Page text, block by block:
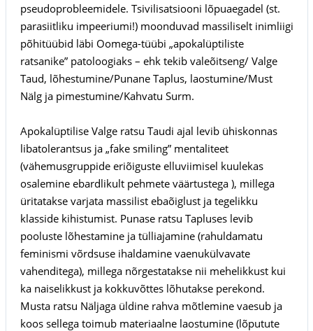
pseudoprobleemidele. Tsivilisatsiooni lõpuaegadel (st.
parasiitliku impeeriumi!) moonduvad massiliselt inimliigi
põhitüübid läbi Oomega-tüübi „apokalüptiliste
ratsanike” patoloogiaks – ehk tekib valeõitseng/ Valge
Taud, lõhestumine/Punane Taplus, laostumine/Must
Nälg ja pimestumine/Kahvatu Surm.
Apokalüptilise Valge ratsu Taudi ajal levib ühiskonnas
libatolerantsus ja „fake smiling” mentaliteet
(vähemusgruppide eriõiguste elluviimisel kuulekas
osalemine ebardlikult pehmete väärtustega ), millega
üritatakse varjata massilist ebaõiglust ja tegelikku
klasside kihistumist. Punase ratsu Tapluses levib
pooluste lõhestamine ja tülliajamine (rahuldamatu
feminismi võrdsuse ihaldamine vaenukülvavate
vahenditega), millega nõrgestatakse nii mehelikkust kui
ka naiselikkust ja kokkuvõttes lõhutakse perekond.
Musta ratsu Näljaga üldine rahva mõtlemine vaesub ja
koos sellega toimub materiaalne laostumine (lõputute